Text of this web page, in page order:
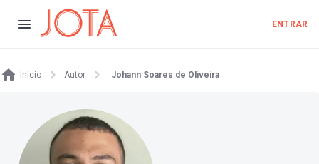
ENTRAR
Início Autor Johann Soares de Oliveira